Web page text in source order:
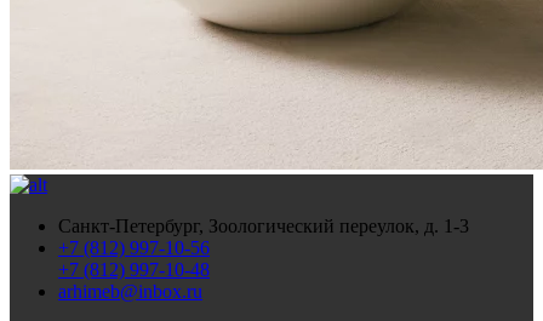
Санкт-Петербург, Зоологический переулок, д. 1-3
+7 (812) 997-10-56
+7 (812) 997-10-48
arhimeb@inbox.ru